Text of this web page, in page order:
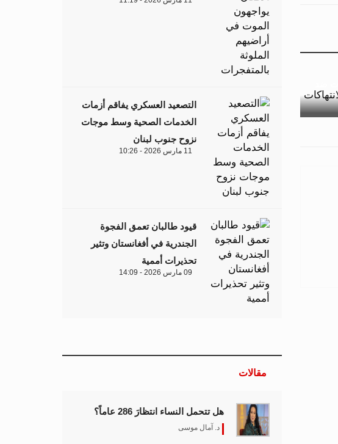
التصعيد العسكري يفاقم أزمات
الخدمات الصحية وسط موجات
نزوح جنوب لبنان
11 مارس 2026 - 10:26
قيود طالبان تعمق الفجوة
الجندرية في أفغانستان وتثير
تحذيرات أممية
09 مارس 2026 - 14:09
مقالات
هل تتحمل النساء انتظارَ 286 عاماً؟
د. آمال موسى